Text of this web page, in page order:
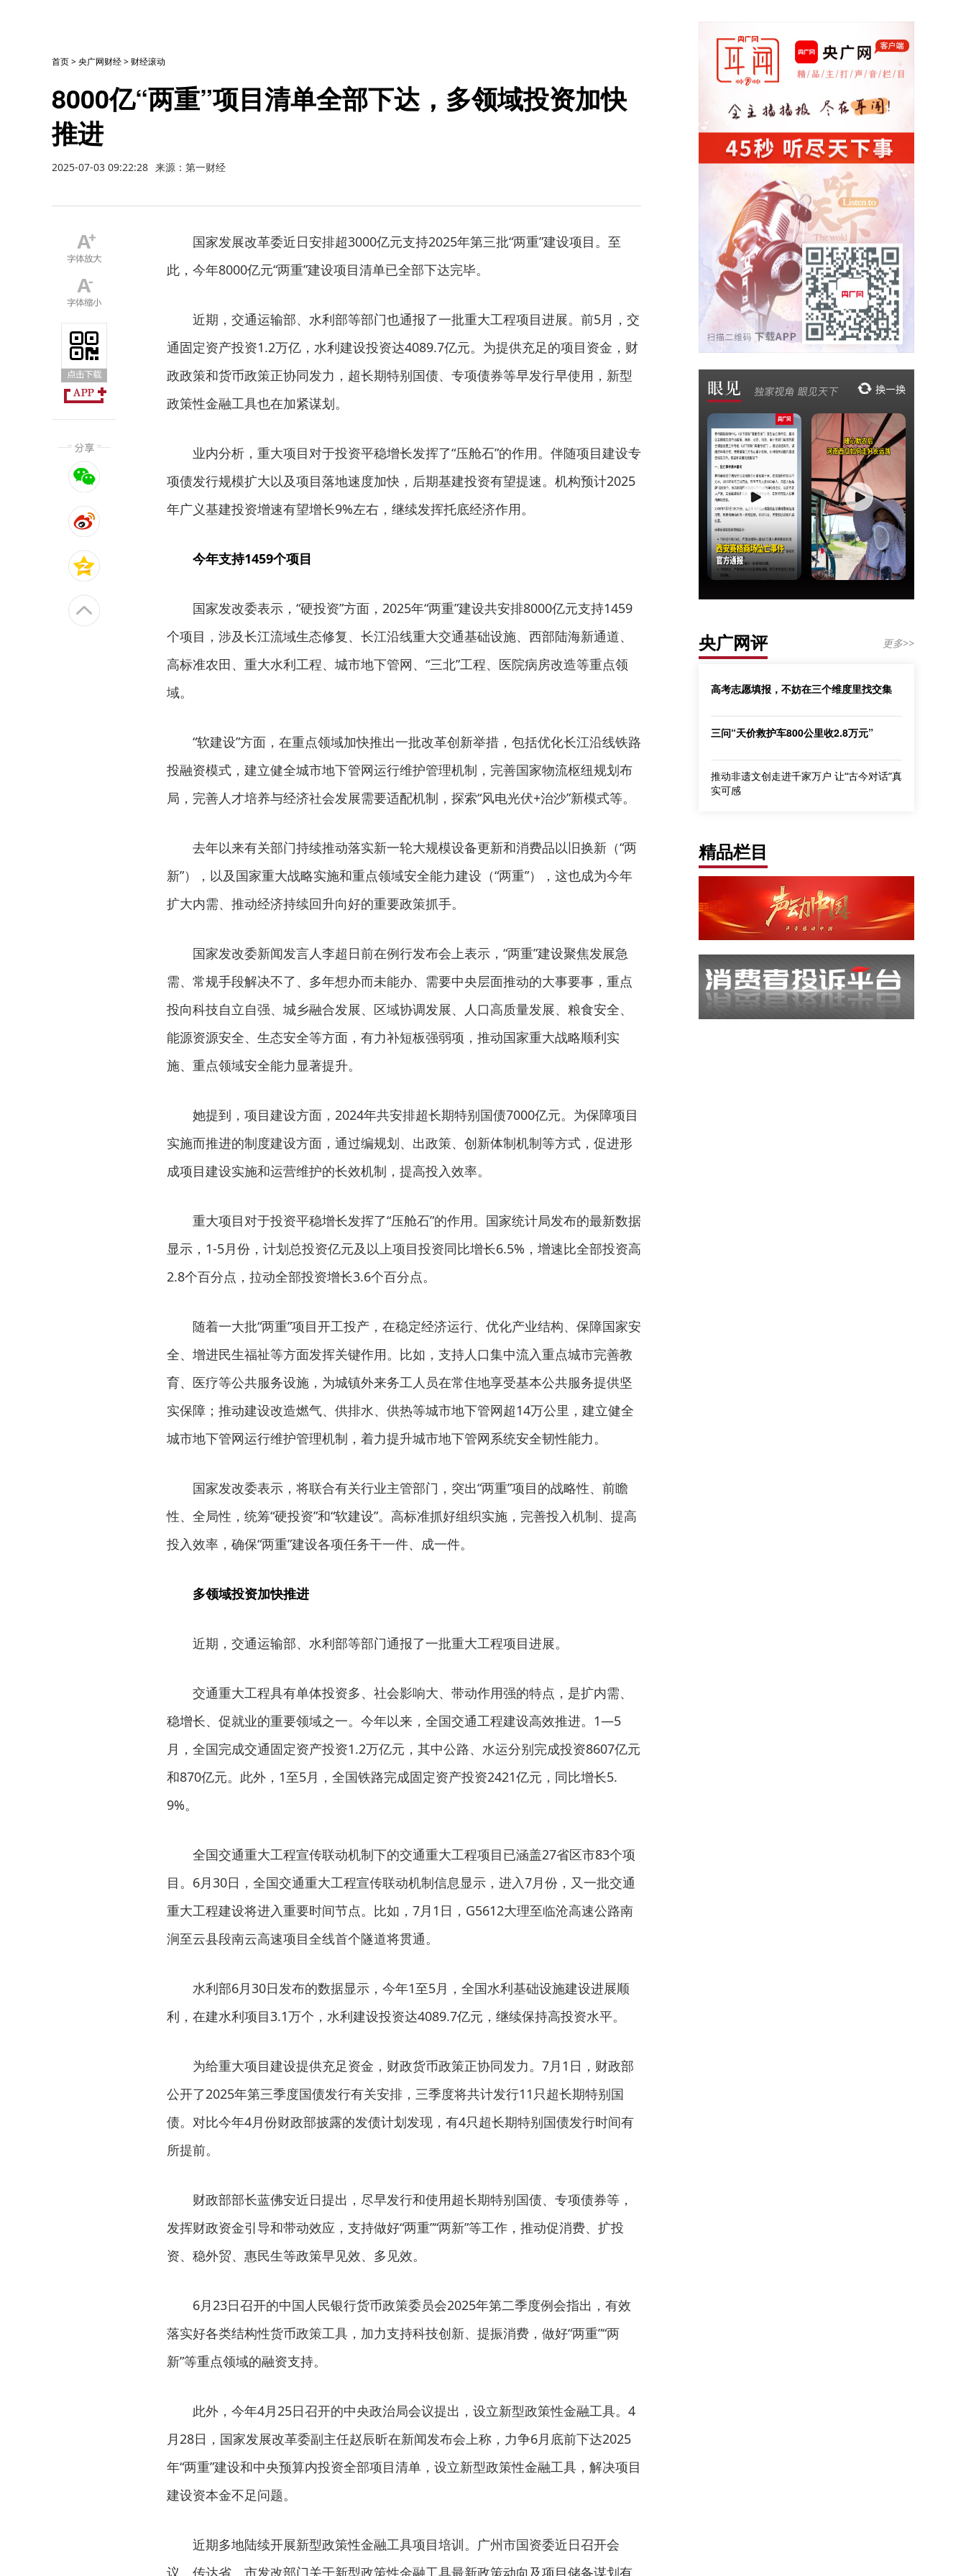
首页>央广网财经> 财经滚动
8000亿“两重”项目清单全部下达，多领域投资加快
推进
2025-07-03 09:22:28 来源：第一财经
国家发展改革委近日安排超3000亿元支持2025年第三批“两重”建设项目。至
此，今年8000亿元“两重”建设项目清单已全部下达完毕。
近期，交通运输部、水利部等部门也通报了一批重大工程项目进展。前5月，交
通固定资产投资1.2万亿，水利建设投资达4089.7亿元。为提供充足的项目资金，财
政政策和货币政策正协同发力，超长期特别国债、专项债券等早发行早使用，新型
政策性金融工具也在加紧谋划。
业内分析，重大项目对于投资平稳增长发挥了“压舱石”的作用。伴随项目建设专
项债发行规模扩大以及项目落地速度加快，后期基建投资有望提速。机构预计2025
年广义基建投资增速有望增长9%左右，继续发挥托底经济作用。
今年支持1459个项目
国家发改委表示，“硬投资”方面，2025年“两重”建设共安排8000亿元支持1459
个项目，涉及长江流域生态修复、长江沿线重大交通基础设施、西部陆海新通道、
高标准农田、重大水利工程、城市地下管网、“三北”工程、医院病房改造等重点领
域。
“软建设”方面，在重点领域加快推出一批改革创新举措，包括优化长江沿线铁路
投融资模式，建立健全城市地下管网运行维护管理机制，完善国家物流枢纽规划布
局，完善人才培养与经济社会发展需要适配机制，探索“风电光伏+治沙”新模式等。
去年以来有关部门持续推动落实新一轮大规模设备更新和消费品以旧换新（“两
新”），以及国家重大战略实施和重点领域安全能力建设（“两重”），这也成为今年
扩大内需、推动经济持续回升向好的重要政策抓手。
国家发改委新闻发言人李超日前在例行发布会上表示，“两重”建设聚焦发展急
需、常规手段解决不了、多年想办而未能办、需要中央层面推动的大事要事，重点
投向科技自立自强、城乡融合发展、区域协调发展、人口高质量发展、粮食安全、
能源资源安全、生态安全等方面，有力补短板强弱项，推动国家重大战略顺利实
施、重点领域安全能力显著提升。
她提到，项目建设方面，2024年共安排超长期特别国债7000亿元。为保障项目
实施而推进的制度建设方面，通过编规划、出政策、创新体制机制等方式，促进形
成项目建设实施和运营维护的长效机制，提高投入效率。
重大项目对于投资平稳增长发挥了“压舱石”的作用。国家统计局发布的最新数据
显示，1-5月份，计划总投资亿元及以上项目投资同比增长6.5%，增速比全部投资高
2.8个百分点，拉动全部投资增长3.6个百分点。
随着一大批“两重”项目开工投产，在稳定经济运行、优化产业结构、保障国家安
全、增进民生福祉等方面发挥关键作用。比如，支持人口集中流入重点城市完善教
育、医疗等公共服务设施，为城镇外来务工人员在常住地享受基本公共服务提供坚
实保障；推动建设改造燃气、供排水、供热等城市地下管网超14万公里，建立健全
城市地下管网运行维护管理机制，着力提升城市地下管网系统安全韧性能力。
国家发改委表示，将联合有关行业主管部门，突出“两重”项目的战略性、前瞻
性、全局性，统筹“硬投资”和“软建设”。高标准抓好组织实施，完善投入机制、提高
投入效率，确保“两重”建设各项任务干一件、成一件。
多领域投资加快推进
近期，交通运输部、水利部等部门通报了一批重大工程项目进展。
交通重大工程具有单体投资多、社会影响大、带动作用强的特点，是扩内需、
稳增长、促就业的重要领域之一。今年以来，全国交通工程建设高效推进。1—5
月，全国完成交通固定资产投资1.2万亿元，其中公路、水运分别完成投资8607亿元
和870亿元。此外，1至5月，全国铁路完成固定资产投资2421亿元，同比增长5.
9%。
全国交通重大工程宣传联动机制下的交通重大工程项目已涵盖27省区市83个项
目。6月30日，全国交通重大工程宣传联动机制信息显示，进入7月份，又一批交通
重大工程建设将进入重要时间节点。比如，7月1日，G5612大理至临沧高速公路南
涧至云县段南云高速项目全线首个隧道将贯通。
水利部6月30日发布的数据显示，今年1至5月，全国水利基础设施建设进展顺
利，在建水利项目3.1万个，水利建设投资达4089.7亿元，继续保持高投资水平。
为给重大项目建设提供充足资金，财政货币政策正协同发力。7月1日，财政部
公开了2025年第三季度国债发行有关安排，三季度将共计发行11只超长期特别国
债。对比今年4月份财政部披露的发债计划发现，有4只超长期特别国债发行时间有
所提前。
财政部部长蓝佛安近日提出，尽早发行和使用超长期特别国债、专项债券等，
发挥财政资金引导和带动效应，支持做好“两重”“两新”等工作，推动促消费、扩投
资、稳外贸、惠民生等政策早见效、多见效。
6月23日召开的中国人民银行货币政策委员会2025年第二季度例会指出，有效
落实好各类结构性货币政策工具，加力支持科技创新、提振消费，做好“两重”“两
新”等重点领域的融资支持。
此外，今年4月25日召开的中央政治局会议提出，设立新型政策性金融工具。4
月28日，国家发展改革委副主任赵辰昕在新闻发布会上称，力争6月底前下达2025
年“两重”建设和中央预算内投资全部项目清单，设立新型政策性金融工具，解决项目
建设资本金不足问题。
近期多地陆续开展新型政策性金融工具项目培训。广州市国资委近日召开会
议，传达省、市发改部门关于新型政策性金融工具最新政策动向及项目储备谋划有
央广网评 更多>>
高考志愿填报，不妨在三个维度里找交集
三问“天价救护车800公里收2.8万元”
推动非遗文创走进千家万户 让“古今对话”真
实可感
精品栏目